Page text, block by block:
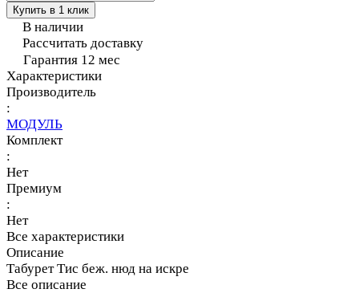
Купить в 1 клик
В наличии
Рассчитать доставку
Гарантия 12 мес
Характеристики
Производитель
:
МОДУЛЬ
Комплект
:
Нет
Премиум
:
Нет
Все характеристики
Описание
Табурет Тис беж. нюд на искре
Все описание